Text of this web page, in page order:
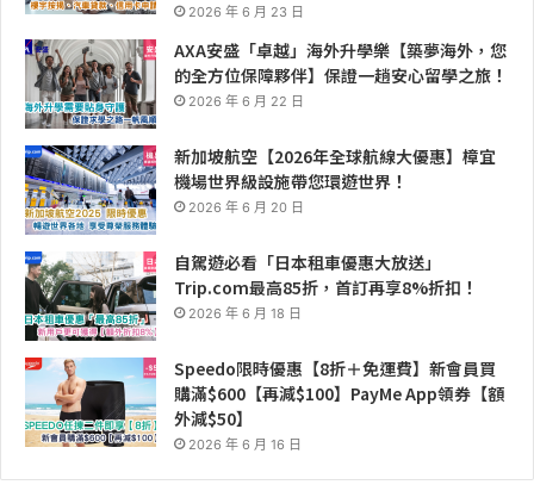
2026 年 6 月 23 日
AXA安盛「卓越」海外升學樂【築夢海外，您
的全方位保障夥伴】保證一趟安心留學之旅！
2026 年 6 月 22 日
新加坡航空【2026年全球航線大優惠】樟宜
機場世界級設施帶您環遊世界！
2026 年 6 月 20 日
自駕遊必看「日本租車優惠大放送」
Trip.com最高85折，首訂再享8%折扣！
2026 年 6 月 18 日
Speedo限時優惠【8折＋免運費】新會員買
購滿$600【再減$100】PayMe App領券【額
外減$50】
2026 年 6 月 16 日